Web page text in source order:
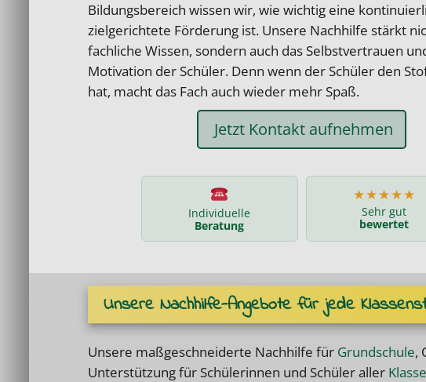
Bildungsbereich wissen wir, wie wichtig eine
zielgerichtete Förderung ist. Unsere Nachhilfe stärkt
fachliche Wissen, sondern auch das Selbstvertrauen
Motivation der Schüler. Denn wenn der Schüler den
hat, macht das Fach auch wieder mehr Spaß.
Jetzt Kontakt aufnehmen
Individuelle
Beratung
★★★★★
Sehr gut
bewertet
Unsere Nachhilfe-Angebote für jede
Unsere maßgeschneiderte Nachhilfe für Grundschule,
Unterstützung für Schülerinnen und Schüler aller